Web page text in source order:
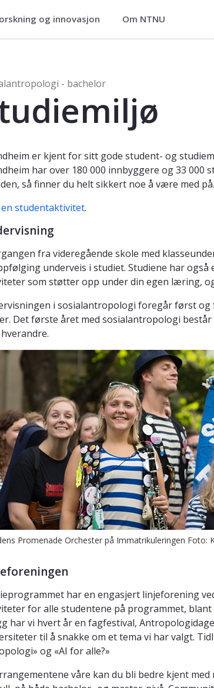
og innovasjon Om NTNU
- bachelor
er kjent for sitt gode student- og
har over 180 000 innbyggere og 33 000
så finner du helt sikkert noe å være med på.
en studentaktivitet.
fra videregående skole med
underveis i studiet. Studiene har
som støtter opp under din egen læring,
i sosialantropologi foregår først
Det første året med sosialantropologi
Promenade Orchester på Immatrikuleringen Foto:
har en engasjert linjeforening
for alle studentene på programmet,
har vi hvert år en fagfestival,
til å snakke om et tema vi har valgt.
og «AI for alle?»
våre kan du bli bedre kjent